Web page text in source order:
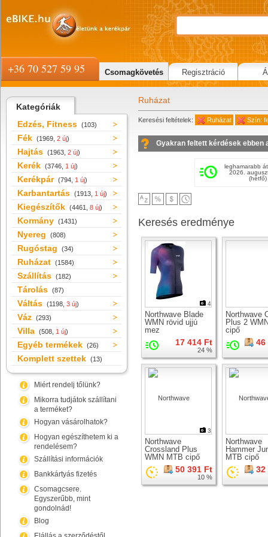
Kategóriák
Edzés, Fitness (103)
Fék (1969, 2 új)
Hajtás (1963, 2 új)
Kerék (3746, 1 új)
Kerékpár (794, 1 új)
Karbantartás (1913, 1 új)
Kiegészítők (4461, 8 új)
Kormány (1431)
Nyereg (808)
Rugóstag (34)
Ruházat (1584)
Szállítás (182)
Tárolás (87)
Váltás (1198, 3 új)
Váz (293)
Villa (508, 1 új)
Egyéb termékek (26)
Komplett szettek (13)
Miért rendelj tőlünk?
Mikorra tudjátok szállítani
a terméket?
Hogyan vásárolhatok?
Hogyan egészíthetem ki a
rendelésem?
Szállítási információk
Bankkártyás fizetés
Csomagcsere.
Egyszerűbb, mint
gondolnád!
Blog
Ruházat
Keresési feltételek: Ruházat Szín:
Gyakran feltett kérdések ebben
leghamarabb
2026.
(hétfő)
Keresés eredménye
4
Northwave Blade
WMN rövid ujjú
mez
17 414 Ft
24 %
Northwave
Plus 2
cipő
46
3
Northwave
Crossland Plus
WMN MTB cipő
50 391 Ft
10 %
Northwave
Hammer
MTB cipő
32
+36 70 527 59 95 Csomagkövetés Regisztráció